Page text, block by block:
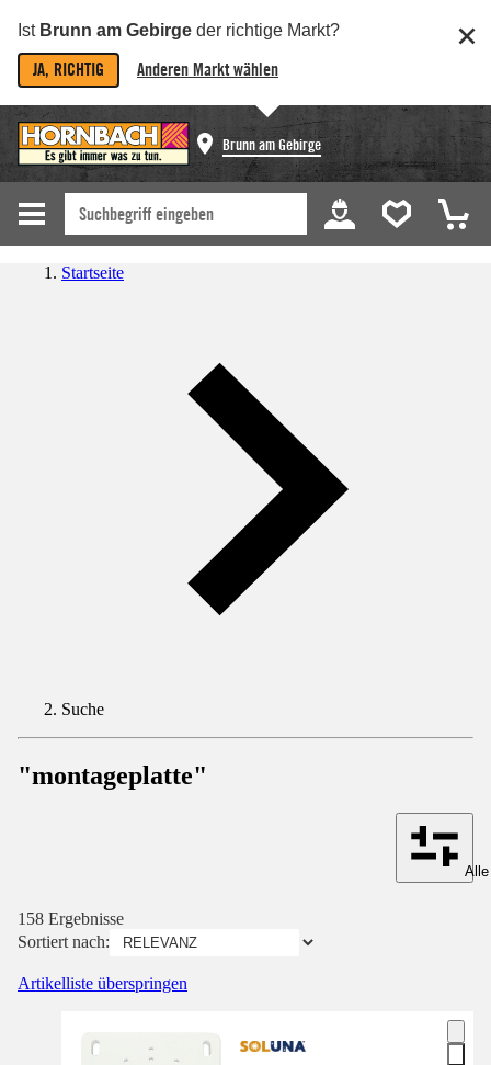
Ist Brunn am Gebirge der richtige Markt?
JA, RICHTIG Anderen Markt wählen
Brunn am Gebirge
Startseite
Suche
"montageplatte"
158 Ergebnisse
Sortiert nach:
Artikelliste überspringen